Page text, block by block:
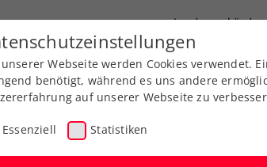
Landesverbände
Ausbildung Services
Webseite werden Cookies verwendet.
benötigt, während es uns andere
auf unserer Webseite zu
Essenziell Statistiken